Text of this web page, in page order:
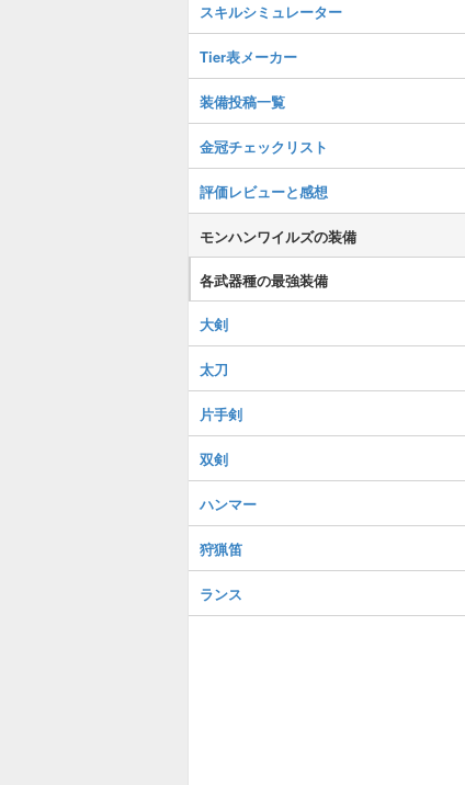
スキルシミュレーター
Tier表メーカー
装備投稿一覧
金冠チェックリスト
評価レビューと感想
モンハンワイルズの装備
各武器種の最強装備
大剣
太刀
片手剣
双剣
ハンマー
狩猟笛
ランス